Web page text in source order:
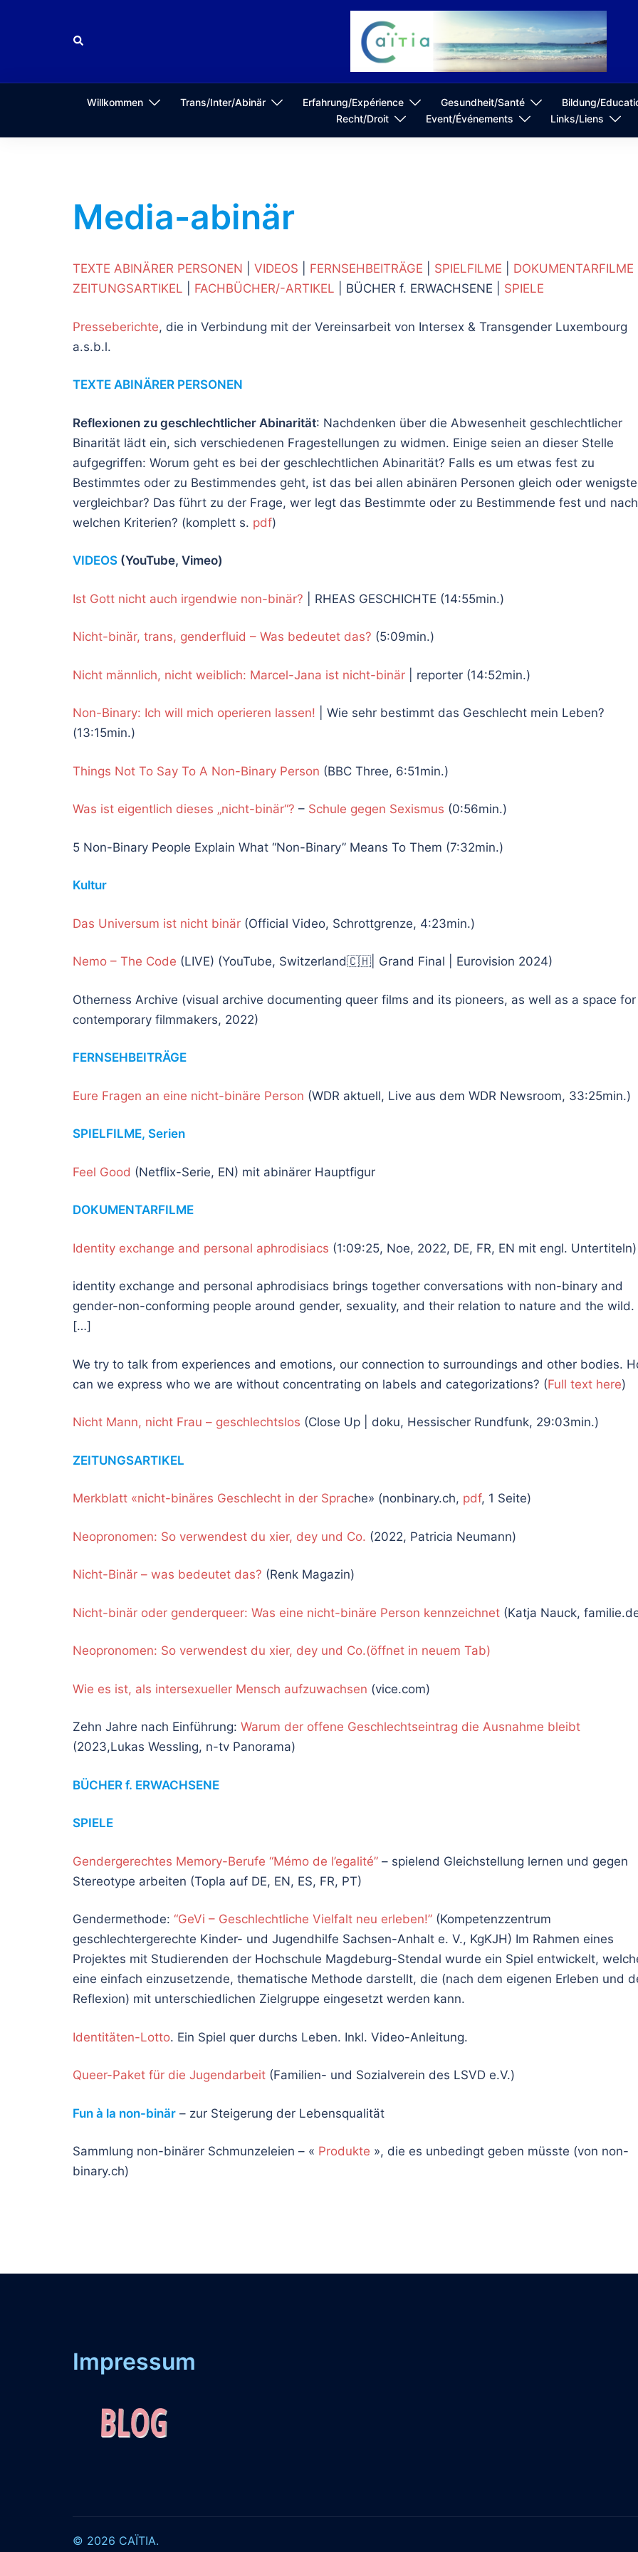
Suche
Willkommen Trans/Inter/Abinär Erfahrung/Expérience Gesundheit/Santé
Bildung/
Recht/Droit
Event/Événements Links/Liens
Media-abinär
TEXTE ABINÄRER PERSONEN VIDEOS FERNSEHBEITRÄGE SPIELFILME DOKUMENTARFILME
ZEITUNGSARTIKEL
FACHBÜCHER/-ARTIKEL | BÜCHER f. ERWACHSENE | SPIELE
Presseberichte, die in Verbindung mit der Vereinsarbeit von Intersex & Transgender Luxembourg
a.s.b.l.
TEXTE ABINÄRER PERSONEN
Reflexionen zu geschlechtlicher Abinarität: Nachdenken über die Abwesenheit geschlechtlicher
Binarität lädt ein, sich verschiedenen Fragestellungen zu widmen. Einige seien an dieser Stelle
aufgegriffen: Worum geht es bei der geschlechtlichen Abinarität? Falls es um etwas fest zu
Bestimmtes oder zu Bestimmendes geht, ist das bei allen abinären Personen gleich oder
vergleichbar? Das führt zu der Frage, wer legt das Bestimmte oder zu Bestimmende fest und nach
welchen Kriterien? (komplett s. pdf)
VIDEOS (YouTube, Vimeo)
Ist Gott nicht auch irgendwie non-binär? | RHEAS GESCHICHTE (14:55min.)
Nicht-binär, trans, genderfluid – Was bedeutet das? (5:09min.)
Nicht männlich, nicht weiblich: Marcel-Jana ist nicht-binär | reporter (14:52min.)
Non-Binary: Ich will mich operieren lassen! | Wie sehr bestimmt das Geschlecht mein Leben?
(13:15min.)
Things Not To Say To A Non-Binary Person (BBC Three, 6:51min.)
Was ist eigentlich dieses „nicht-binär“? – Schule gegen Sexismus (0:56min.)
5 Non-Binary People Explain What “Non-Binary” Means To Them (7:32min.)
Kultur
Das Universum ist nicht binär (Official Video, Schrottgrenze, 4:23min.)
Nemo – The Code (LIVE) (YouTube, Switzerland🇨🇭| Grand Final | Eurovision 2024)
Otherness Archive (visual archive documenting queer films and its pioneers, as well as a space for
contemporary filmmakers, 2022)
FERNSEHBEITRÄGE
Eure Fragen an eine nicht-binäre Person (WDR aktuell, Live aus dem WDR Newsroom, 33:25min.)
SPIELFILME, Serien
Feel Good (Netflix-Serie, EN) mit abinärer Hauptfigur
DOKUMENTARFILME
Identity exchange and personal aphrodisiacs (1:09:25, Noe, 2022, DE, FR, EN mit engl. Untertiteln)
identity exchange and personal aphrodisiacs brings together conversations with non-binary and
gender-non-conforming people around gender, sexuality, and their relation to nature and the wild.
[…]
We try to talk from experiences and emotions, our connection to surroundings and other bodies.
can we express who we are without concentrating on labels and categorizations? (Full text here)
Nicht Mann, nicht Frau – geschlechtslos (Close Up | doku, Hessischer Rundfunk, 29:03min.)
ZEITUNGSARTIKEL
Merkblatt «nicht-binäres Geschlecht in der Sprache» (nonbinary.ch, pdf, 1 Seite)
Neopronomen: So verwendest du xier, dey und Co. (2022, Patricia Neumann)
Nicht-Binär – was bedeutet das? (Renk Magazin)
Nicht-binär oder genderqueer: Was eine nicht-binäre Person kennzeichnet (Katja Nauck,
Neopronomen: So verwendest du xier, dey und Co.(öffnet in neuem Tab)
Wie es ist, als intersexueller Mensch aufzuwachsen (vice.com)
Zehn Jahre nach Einführung: Warum der offene Geschlechtseintrag die Ausnahme bleibt
(2023,Lukas Wessling, n-tv Panorama)
BÜCHER f. ERWACHSENE
SPIELE
Gendergerechtes Memory-Berufe “Mémo de l’egalité” – spielend Gleichstellung lernen und gegen
Stereotype arbeiten (Topla auf DE, EN, ES, FR, PT)
Gendermethode: “GeVi – Geschlechtliche Vielfalt neu erleben!” (Kompetenzzentrum
geschlechtergerechte Kinder- und Jugendhilfe Sachsen-Anhalt e. V., KgKJH) Im Rahmen eines
Projektes mit Studierenden der Hochschule Magdeburg-Stendal wurde ein Spiel entwickelt,
eine einfach einzusetzende, thematische Methode darstellt, die (nach dem eigenen Erleben und
Reflexion) mit unterschiedlichen Zielgruppe eingesetzt werden kann.
Identitäten-Lotto. Ein Spiel quer durchs Leben. Inkl. Video-Anleitung.
Queer-Paket für die Jugendarbeit (Familien- und Sozialverein des LSVD e.V.)
Fun à la non-binär – zur Steigerung der Lebensqualität
Sammlung non-binärer Schmunzeleien – « Produkte », die es unbedingt geben müsste (von non-
binary.ch)
Impressum
© 2026 CAÏTIA.